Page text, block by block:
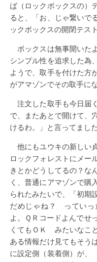
ば（ロックボックスの）
ると、「お、じゃ繋いで
ックボックスの開閉テス
ボックスは無事開いた
シンプル性を追求した為
ようで、取手を付けた方
がアマゾンでその取手に
注文した取手も今日届
で、またあとで開けて、
けるわ。」と言ってました
他にもユウキの新しい
ロックフォレストにメー
きとかどうしてるの？な
く、普通にアマゾンで購
られたみたいで、「初期
だめじゃね？ っていっ
よ。ＱＲコードよんでせ
くてもＯＫ みたいなこ
ある情報だけ見てもそう
に設定側（装着側）が